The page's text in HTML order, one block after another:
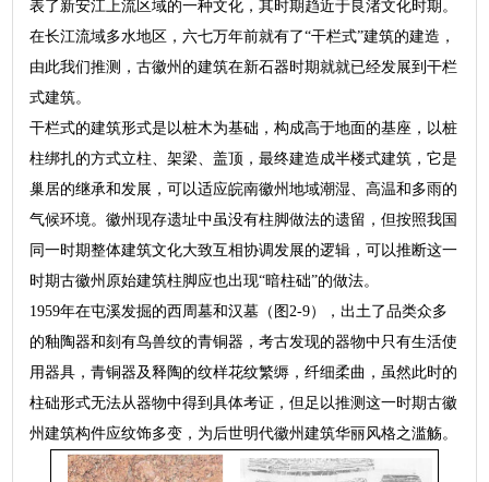
表了新安江上流区域的一种文化，其时期趋近于良渚文化时期。
在长江流域多水地区，六七万年前就有了“干栏式”建筑的建造，
由此我们推测，古徽州的建筑在新石器时期就就已经发展到干栏
式建筑。
干栏式的建筑形式是以桩木为基础，构成高于地面的基座，以桩
柱绑扎的方式立柱、架梁、盖顶，最终建造成半楼式建筑，它是
巢居的继承和发展，可以适应皖南徽州地域潮湿、高温和多雨的
气候环境。徽州现存遗址中虽没有柱脚做法的遗留，但按照我国
同一时期整体建筑文化大致互相协调发展的逻辑，可以推断这一
时期古徽州原始建筑柱脚应也出现“暗柱础”的做法。
1959年在屯溪发掘的西周墓和汉墓（图2-9），出土了品类众多
的釉陶器和刻有鸟兽纹的青铜器，考古发现的器物中只有生活使
用器具，青铜器及释陶的纹样花纹繁缛，纤细柔曲，虽然此时的
柱础形式无法从器物中得到具体考证，但足以推测这一时期古徽
州建筑构件应纹饰多变，为后世明代徽州建筑华丽风格之滥觞。